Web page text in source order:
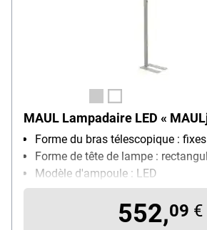
MAUL Lampadaire LED «
Forme du bras télescopique : fixes
Forme de tête de lampe :
Modèle d'ampoule : LED
552,09 €